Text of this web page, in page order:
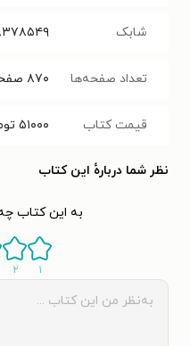
شابک
تعداد صفحه‌ها ۸۷۰
قیمت کتاب ۵۱۰۰۰
نظر شما دربارهٔ این کتاب
به این کتاب
۱ ۲